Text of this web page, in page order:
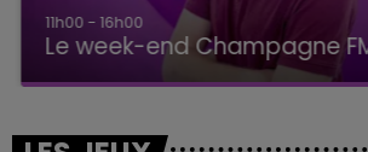
11h00 - 16h00
Le week-end Champagne FM